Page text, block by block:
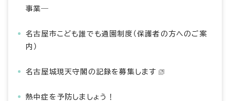
事業―
名古屋市こども誰でも通園制度（保護者の方へのご案
内）
名古屋城現天守閣の記録を募集します
熱中症を予防しましょう！